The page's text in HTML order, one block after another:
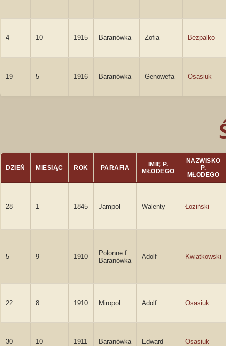
4 10 1915 Baranówka Zofia Bezpalko
19 5 1916 Baranówka Genowefa Osasiuk
DZIEŃ MIESIĄC ROK PARAFIA
IMIĘ P.
MŁODEGO
NAZWISKO
P.
MŁODEGO
28 1 1845 Jampol Walenty Łoziński
5 9 1910
Połonne f.
Baranówka
Adolf Kwiatkowski
22 8 1910 Miropol Adolf Osasiuk
30 10 1911 Baranówka Edward Osasiuk